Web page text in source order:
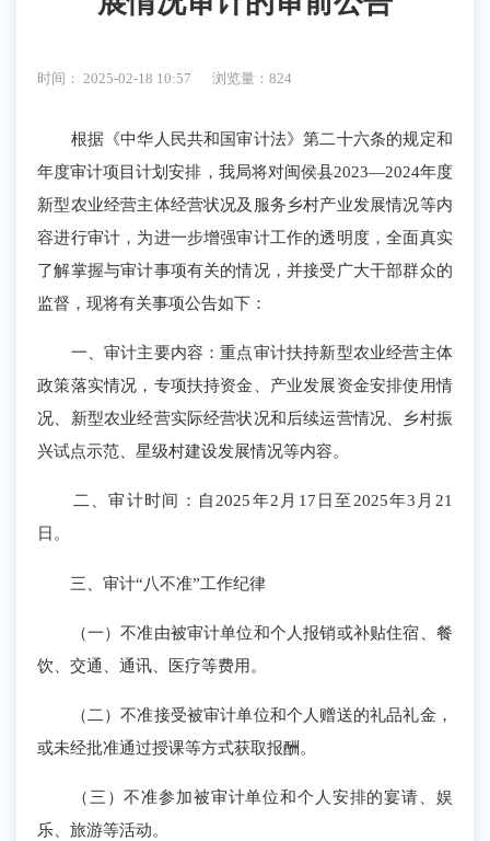
时间： 2025-02-18 10:57 浏览量：824
根据《中华人民共和国审计法》第二十六条的规定和
年度审计项目计划安排，我局将对闽侯县2023—2024年度
新型农业经营主体经营状况及服务乡村产业发展情况等内
容进行审计，为进一步增强审计工作的透明度，全面真实
了解掌握与审计事项有关的情况，并接受广大干部群众的
监督，现将有关事项公告如下：
一、审计主要内容：重点审计扶持新型农业经营主体
政策落实情况，专项扶持资金、产业发展资金安排使用情
况、新型农业经营实际经营状况和后续运营情况、乡村振
兴试点示范、星级村建设发展情况等内容。
二、审计时间：自2025年2月17日至2025年3月21
日。
三、审计“八不准”工作纪律
（一）不准由被审计单位和个人报销或补贴住宿、餐
饮、交通、通讯、医疗等费用。
（二）不准接受被审计单位和个人赠送的礼品礼金，
或未经批准通过授课等方式获取报酬。
（三）不准参加被审计单位和个人安排的宴请、娱
乐、旅游等活动。